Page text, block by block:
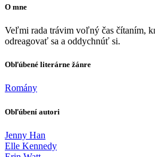
O mne
Veľmi rada trávim voľný čas čítaním,
odreagovať sa a oddychnúť si.
Obľúbené literárne žánre
Romány
Obľúbení autori
Jenny Han
Elle Kennedy